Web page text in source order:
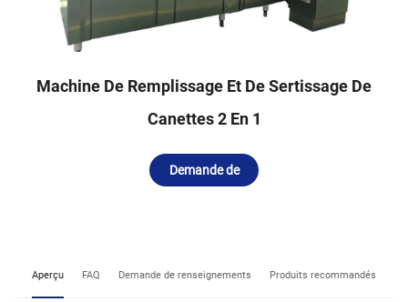
Site RU
Machine De Remplissage Et De Sertissage De
Canettes 2 En 1
Demande de
Aperçu FAQ Demande de renseignements Produits recommandés